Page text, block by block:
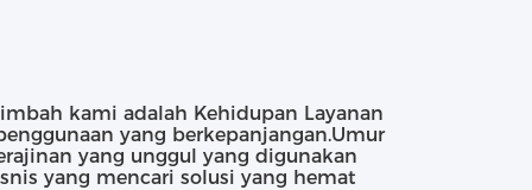
kami adalah Kehidupan Layanan
yang berkepanjangan.Umur
yang unggul yang digunakan
yang mencari solusi yang hemat